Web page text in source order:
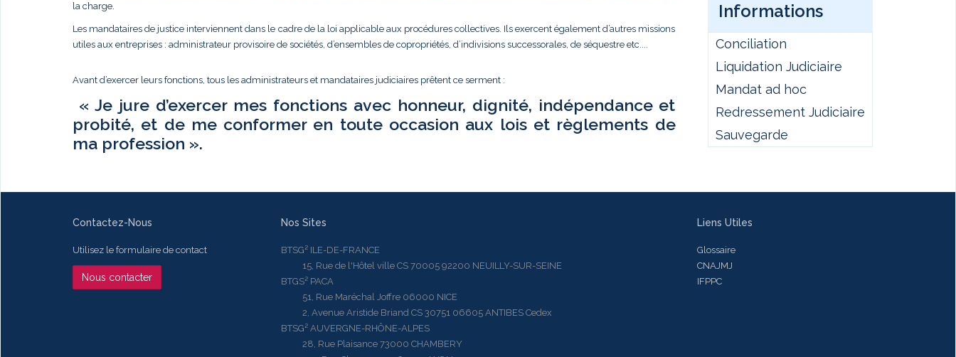
la charge.
Les mandataires de justice interviennent dans le cadre de la loi applicable aux procédures collectives. Ils exercent également d’autres missions
utiles aux entreprises : administrateur provisoire de sociétés, d’ensembles de copropriétés, d’indivisions successorales, de séquestre etc....
Avant d’exercer leurs fonctions, tous les administrateurs et mandataires judiciaires prêtent ce serment :
« Je jure d’exercer mes fonctions avec honneur, dignité, indépendance et
probité, et de me conformer en toute occasion aux lois et règlements de
ma profession ».
Informations
Conciliation
Liquidation Judiciaire
Mandat ad hoc
Redressement Judiciaire
Sauvegarde
Contactez-Nous
Utilisez le formulaire de contact
Nous contacter
Nos Sites
BTSG² ILE-DE-FRANCE
15, Rue de l'Hôtel ville CS 70005 92200 NEUILLY-SUR-SEINE
BTGS² PACA
51, Rue Maréchal Joffre 06000 NICE
2, Avenue Aristide Briand CS 30751 06605 ANTIBES Cedex
BTSG² AUVERGNE-RHÔNE-ALPES
28, Rue Plaisance 73000 CHAMBERY
Liens Utiles
Glossaire
CNAJMJ
IFPPC